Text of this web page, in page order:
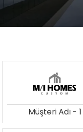
Müşteri Adı - 1